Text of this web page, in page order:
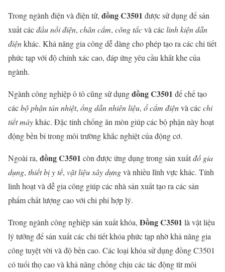
Trong ngành điện và điện tử, đồng C3501 được sử dụng để sản
xuất cácđầu nối điện, chân cắm, công tắcvà cáclinh kiện dẫn
điệnkhác. Khả năng gia công dễ dàng cho phép tạo ra các chi tiết
phức tạp với độ chính xác cao, đáp ứng yêu cầu khắt khe của
ngành.
Ngành công nghiệp ô tô cũng sử dụngđồng C3501 để chế tạo
cácbộ phận tản nhiệt, ống dẫn nhiên liệu, ổ cắm điệnvà cácchi
tiết máykhác. Đặc tính chống ăn mòn giúp các bộ phận này hoạt
động bền bỉ trong môi trường khắc nghiệt của động cơ.
Ngoài ra, đồng C3501 còn được ứng dụng trong sản xuấtđồ gia
dụng, thiết bị y tế, vật liệu xây dựngvà nhiều lĩnh vực khác. Tính
linh hoạt và dễ gia công giúp các nhà sản xuất tạo ra các sản
phẩm chất lượng cao với chi phí hợp lý.
Trong ngành công nghiệp sản xuất khóa, Đồng C3501 là vật liệu
lý tưởng để sản xuất các chi tiết khóa phức tạp nhờ khả năng gia
công tuyệt vời và độ bền cao. Các loại khóa sử dụng đồng C3501
có tuổi thọ cao và khả năng chống chịu các tác động từ môi